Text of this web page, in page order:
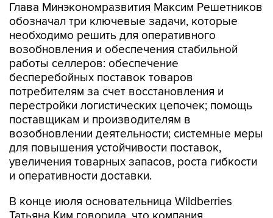
Глава Минэкономразвития Максим Решетников
обозначал три ключевые задачи, которые
необходимо решить для оперативного
возобновления и обеспечения стабильной
работы селлеров: обеспечение
бесперебойных поставок товаров
потребителям за счет восстановления и
перестройки логистических цепочек; помощь
поставщикам и производителям в
возобновлении деятельности; системные меры
для повышения устойчивости поставок,
увеличения товарных запасов, роста гибкости
и оперативности доставки.
В конце июля основательница Wildberries